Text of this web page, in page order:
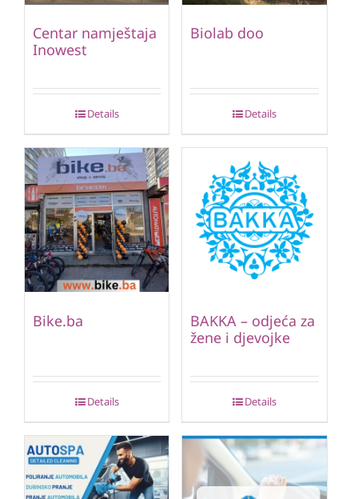
Centar namještaja
Inowest
Details
Biolab doo
Details
Bike.ba
Details
BAKKA – odjeća za
žene i djevojke
Details